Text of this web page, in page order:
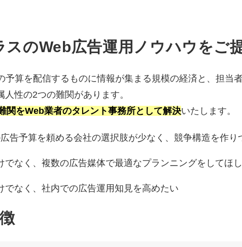
スのWeb広告運用ノウハウをご
予算を配信するものに情報が集まる規模の経済と、担当
性の2つの難関があります。
関をWeb業者のタレント事務所として解決いたします。
告予算を頼める会社の選択肢が少なく、競争構造を作り
でなく、複数の広告媒体で最適なプランニングをしてほ
でなく、社内での広告運用知見を高めたい